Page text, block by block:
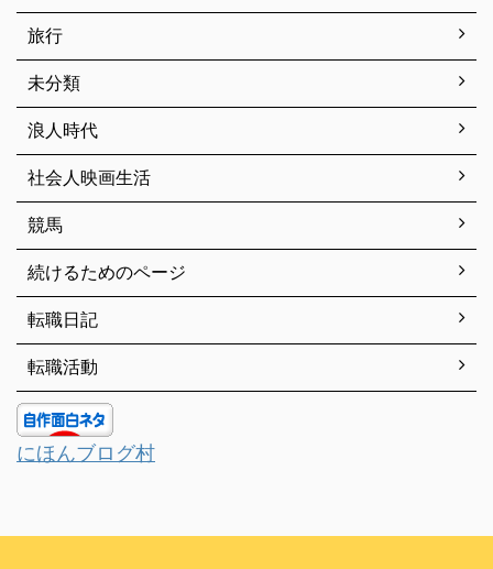
旅行
未分類
浪人時代
社会人映画生活
競馬
続けるためのページ
転職日記
転職活動
にほんブログ村